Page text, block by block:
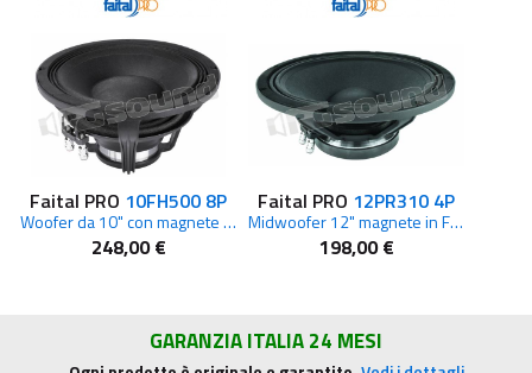
Faital PRO 10FH500 8P
Woofer da 10" con magnete in Ferrite da 8ohm
248,00 €
Faital PRO 12PR310 4P
Midwoofer 12" magnete in Ferrite 4ohm
198,00 €
GARANZIA ITALIA 24 MESI